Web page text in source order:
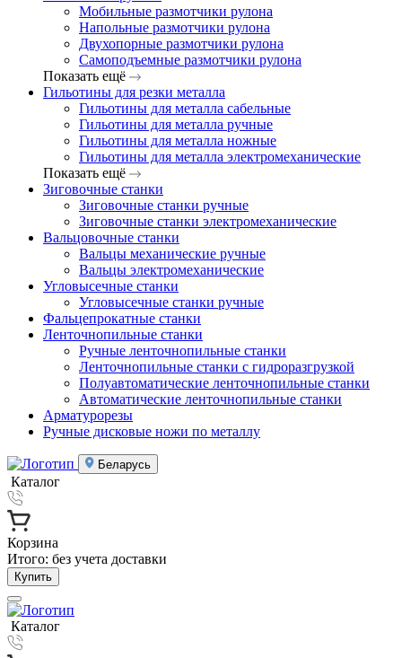
Мобильные размотчики рулона
Напольные размотчики рулона
Двухопорные размотчики рулона
Самоподъемные размотчики рулона
Показать ещё
Гильотины для резки металла
Гильотины для металла сабельные
Гильотины для металла ручные
Гильотины для металла ножные
Гильотины для металла электромеханические
Показать ещё
Зиговочные станки
Зиговочные станки ручные
Зиговочные станки электромеханические
Вальцовочные станки
Вальцы механические ручные
Вальцы электромеханические
Угловысечные станки
Угловысечные станки ручные
Фальцепрокатные станки
Ленточнопильные станки
Ручные ленточнопильные станки
Ленточнопильные станки с гидроразгрузкой
Полуавтоматические ленточнопильные станки
Автоматические ленточнопильные станки
Арматурорезы
Ручные дисковые ножи по металлу
Беларусь
Каталог
Корзина
Итого: без учета доставки
Купить
Каталог